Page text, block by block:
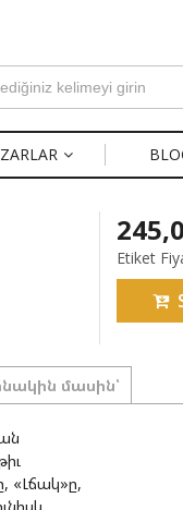
Etiket
մասին՝
«Լճակ»ը,